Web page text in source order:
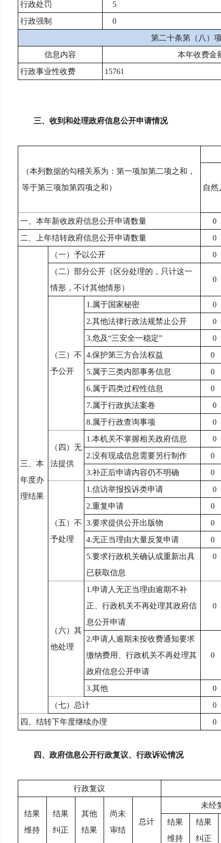
行政处罚
5
行政强制
0
第二十条第（八）
信息内容
本年收费金
行政事业性收费
15761
三、收到和处理政府信息公开申请情况
（本列数据的勾稽关系为：第一项加第二项之和，
等于第三项加第四项之和）
自然
一、本年新收政府信息公开申请数量
0
二、上年结转政府信息公开申请数量
0
三、本
年度办
理结果
（一）予以公开
0
（二）部分公开 （区分处理的，只计这一
情形，不计其他情形）
0
（三）不
予公开
1.属于国家秘密
0
2.其他法律行政法规禁止公开
0
3.危及“三安全一稳定”
0
4.保护第三方合法权益
0
5.属于三类内部事务信息
0
6.属于四类过程性信息
0
7.属于行政执法案卷
0
8.属于行政查询事项 0
（四）无
法提供
1.本机关不掌握相关政府信息
0
2.没有现成信息需要另行制作
0
3.补正后申请内容仍不明确 0
（五）不
予处理
1.信访举报投诉类申请
0
2.重复申请
0
3.要求提供公开出版物
0
4.无正当理由大量反复申请
0
5.要求行政机关确认或重新出具
已获取信息
0
（六）其
他处理
1.申请人无正当理由逾期不补
正、行政机关不再处理其政府信
息公开申请
0
2.申请人逾期未按收费通知要求
缴纳费用、行政机关不再处理其
政府信息公开申请
0
3.其他
0
（七）总计
0
四、结转下年度继续办理
0
四、政府信息公开行政复议、行政诉讼情况
行政复议
结果
维持
结果
纠正
其他
结果
尚未
审结
总计
未经
结果
维持
结果
纠正